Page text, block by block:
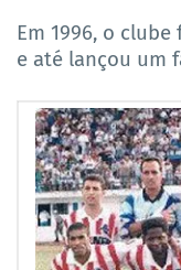
Em 1996, o
e até lançou um